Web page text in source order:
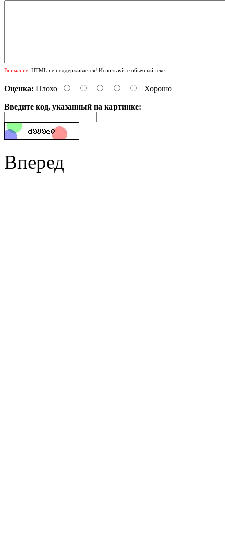
Внимание: HTML не поддерживается! Используйте обычный текст.
Оценка: Плохо Хорошо
Введите код, указанный на картинке:
Вперед